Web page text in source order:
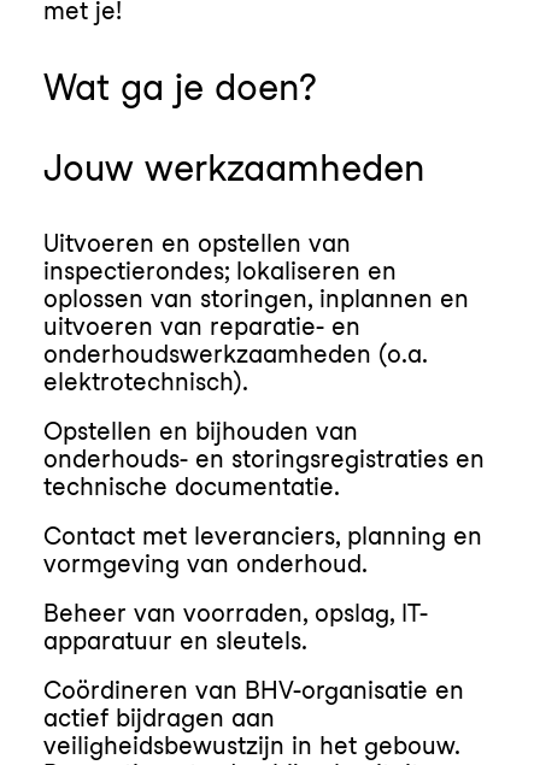
met je!
Wat ga je doen?
Jouw werkzaamheden
Uitvoeren en opstellen van
inspectierondes; lokaliseren en
oplossen van storingen, inplannen en
uitvoeren van reparatie- en
onderhoudswerkzaamheden (o.a.
elektrotechnisch).
Opstellen en bijhouden van
onderhouds- en storingsregistraties en
technische documentatie.
Contact met leveranciers, planning en
vormgeving van onderhoud.
Beheer van voorraden, opslag, IT-
apparatuur en sleutels.
Coördineren van BHV-organisatie en
actief bijdragen aan
veiligheidsbewustzijn in het gebouw.